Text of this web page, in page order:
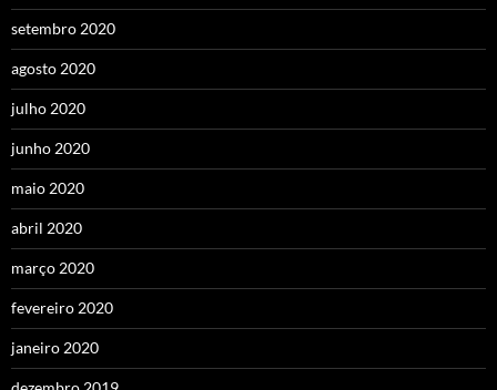
setembro 2020
agosto 2020
julho 2020
junho 2020
maio 2020
abril 2020
março 2020
fevereiro 2020
janeiro 2020